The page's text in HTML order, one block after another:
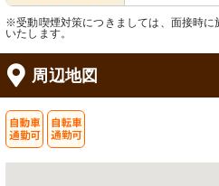
※受動喫煙対策につきましては、面接時に
いたします。
周辺地図